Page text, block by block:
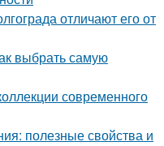
отличают его от
выбрать самую
современного
полезные свойства и